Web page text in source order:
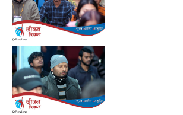
Preview
Preview